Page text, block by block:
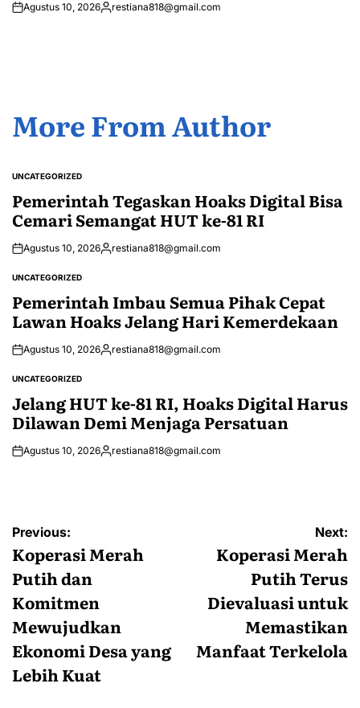
Agustus 10, 2026Posted
restiana818@gmail.com
More From Author
POSTED
UNCATEGORIZED
Pemerintah Tegaskan Hoaks Digital Bisa
Cemari Semangat HUT ke-81 RI
Agustus 10, 2026Posted
restiana818@gmail.com
POSTED
UNCATEGORIZED
Pemerintah Imbau Semua Pihak Cepat
Lawan Hoaks Jelang Hari Kemerdekaan
Agustus 10, 2026Posted
restiana818@gmail.com
POSTED
UNCATEGORIZED
Jelang HUT ke-81 RI, Hoaks Digital Harus
Dilawan Demi Menjaga Persatuan
Agustus 10, 2026Posted
restiana818@gmail.com
Navigasi
pos
Previous:
Koperasi Merah
Putih dan
Komitmen
Mewujudkan
Ekonomi Desa yang
Lebih Kuat
Next:
Koperasi Merah
Putih Terus
Dievaluasi untuk
Memastikan
Manfaat Terkelola